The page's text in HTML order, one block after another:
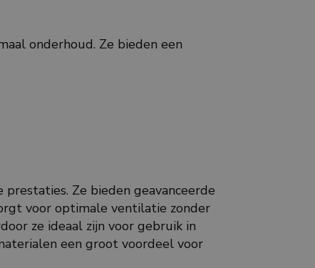
onderhoud. Ze bieden een
Ze bieden geavanceerde
voor optimale ventilatie zonder
ze ideaal zijn voor gebruik in
een groot voordeel voor